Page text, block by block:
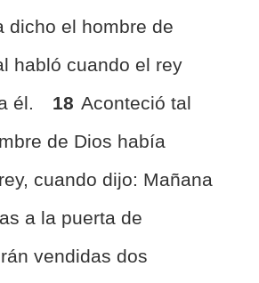
dicho el hombre de
habló cuando el rey
él.
18 Aconteció tal
de Dios había
cuando dijo: Mañana
a la puerta de
vendidas dos